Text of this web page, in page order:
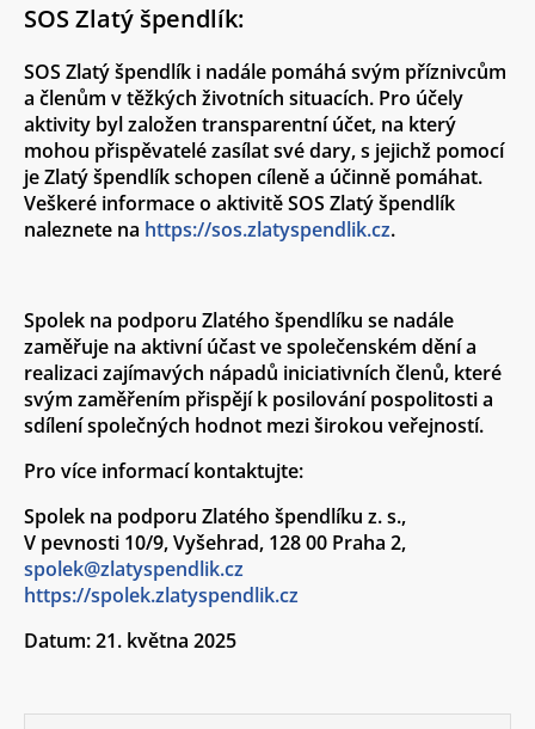
SOS Zlatý špendlík:
SOS Zlatý špendlík i nadále pomáhá svým příznivcům
a členům v těžkých životních situacích. Pro účely
aktivity byl založen transparentní účet, na který
mohou přispěvatelé zasílat své dary, s jejichž pomocí
je Zlatý špendlík schopen cíleně a účinně pomáhat.
Veškeré informace o aktivitě SOS Zlatý špendlík
naleznete na https://sos.zlatyspendlik.cz.
Spolek na podporu Zlatého špendlíku se nadále
zaměřuje na aktivní účast ve společenském dění a
realizaci zajímavých nápadů iniciativních členů, které
svým zaměřením přispějí k posilování pospolitosti a
sdílení společných hodnot mezi širokou veřejností.
Pro více informací kontaktujte:
Spolek na podporu Zlatého špendlíku z. s.,
V pevnosti 10/9, Vyšehrad, 128 00 Praha 2,
spolek@zlatyspendlik.cz
https://spolek.zlatyspendlik.cz
Datum: 21. května 2025